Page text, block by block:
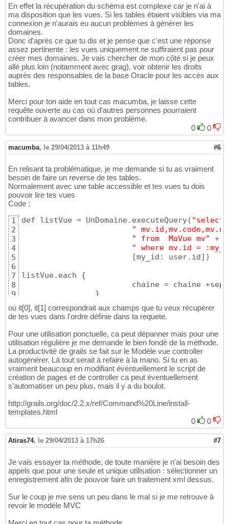
En effet la récupération du schéma est complexe car je n'ai à
ma disposition que les vues. Si les tables étaient visibles via ma
connexion je n'aurais eu aucun problèmes à générer les
domaines.
Donc d'après ce que tu dis et je pense que c'est une réponse
assez pertinente : les vues uniquement ne suffiraient pas pour
créer mes domaines. Je vais chercher de mon côté si je peux
allé plus loin (notamment avec grag), voir obtenir les droits
auprès des responsables de la base Oracle pour les accès aux
tables.
Merci pour ton aide en tout cas macumba, je laisse cette
requête ouverte au cas où d'autres personnes pourraient
contribuer à avancer dans mon problème.
0
0
macumba, le 29/04/2013 à 11h49 #6
En relisant ta problématique, je me demande si tu as vraiment
besoin de faire un reverse de tes tables.
Normalement avec une table accessible et tes vues tu dois
pouvoir lire tes vues
Code :
1
2
3
4
5
6
7
8
9
def listVue = UnDomaine.executeQuery( "select
"
" from  MaVue mv"
+
" where mv.id =
[my_id: user.id ] )
listVue.each {
chaine = chaine
}
où it[0], it[1] correspondrait aux champs que tu veux récupérer
de tes vues dans l'ordre définie dans ta requete.
Pour une utilisation ponctuelle, ca peut dépanner mais pour une
utilisation régulière je me demande le bien fondé de la méthode.
La productivité de grails se fait sur le Modèle vue controller
autogénérer. Là tout serait à refaire à la mano. Si tu en as
vraiment beaucoup en modifiant événtuellement le script de
création de pages et de controller ca peut éventuellement
s'automatiser un peu plus, mais il y a du boulot.
http://grails.org/doc/2.2.x/ref/Command%20Line/install-
templates.html
0
0
Atiras74, le 29/04/2013 à 17h26 #7
Je vais essayer ta méthode, de toute manière je n'ai besoin des
appels que pour une seule et unique utilisation : sélectionner un
enregistrement afin de pouvoir faire un traitement xml dessus.
Sur le coup je me sens un peu dans le mal si je me retrouve à
revoir le modèle MVC